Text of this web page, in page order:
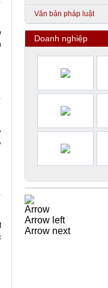
Văn bản pháp luật
Doanh nghiệp
Arrow
Arrow left
Arrow next